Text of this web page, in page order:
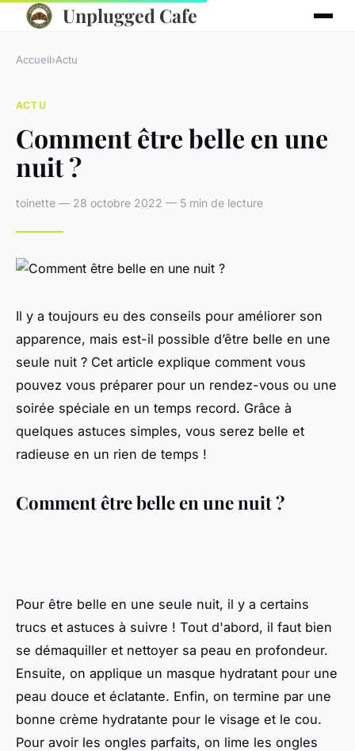
Unplugged Cafe
Accueil›Actu
ACTU
Comment être belle en une
nuit ?
toinette — 28 octobre 2022 — 5 min de lecture
Il y a toujours eu des conseils pour améliorer son
apparence, mais est-il possible d’être belle en une
seule nuit ? Cet article explique comment vous
pouvez vous préparer pour un rendez-vous ou une
soirée spéciale en un temps record. Grâce à
quelques astuces simples, vous serez belle et
radieuse en un rien de temps !
Comment être belle en une nuit ?
Pour être belle en une seule nuit, il y a certains
trucs et astuces à suivre ! Tout d'abord, il faut bien
se démaquiller et nettoyer sa peau en profondeur.
Ensuite, on applique un masque hydratant pour une
peau douce et éclatante. Enfin, on termine par une
bonne crème hydratante pour le visage et le cou.
Pour avoir les ongles parfaits, on lime les ongles